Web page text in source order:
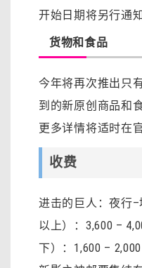
开始日期将另行通知
货物和食品
今年将再次推出只
到的新原创商品和食
更多详情将适时在
收费
进击的巨人：夜行–
以上）：3,600 –
下）：1,600 –